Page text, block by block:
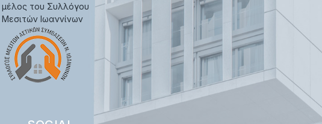
μέλος του Συλλόγου
Μεσιτών Ιωαννίνων